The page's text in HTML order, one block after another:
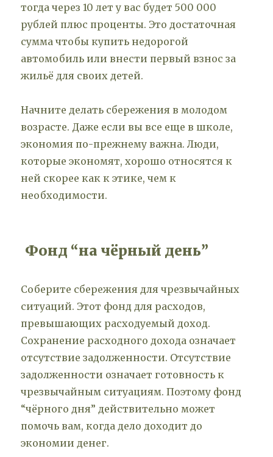
тогда через 10 лет у вас будет 500 000
рублей плюс проценты. Это достаточная
сумма чтобы купить недорогой
автомобиль или внести первый взнос за
жильё для своих детей.
Начните делать сбережения в молодом
возрасте. Даже если вы все еще в школе,
экономия по-прежнему важна. Люди,
которые экономят, хорошо относятся к
ней скорее как к этике, чем к
необходимости.
Фонд “на чёрный день”
Соберите сбережения для чрезвычайных
ситуаций. Этот фонд для расходов,
превышающих расходуемый доход.
Сохранение расходного дохода означает
отсутствие задолженности. Отсутствие
задолженности означает готовность к
чрезвычайным ситуациям. Поэтому фонд
“чёрного дня” действительно может
помочь вам, когда дело доходит до
экономии денег.